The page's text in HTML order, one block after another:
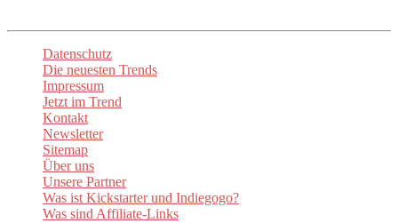
Datenschutz
Die neuesten Trends
Impressum
Jetzt im Trend
Kontakt
Newsletter
Sitemap
Über uns
Unsere Partner
Was ist Kickstarter und Indiegogo?
Was sind Affiliate-Links